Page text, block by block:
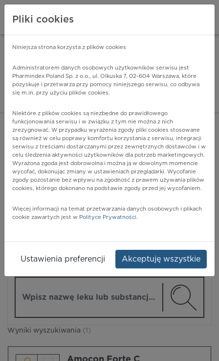
Pharmindex - lider
ZALOGUJ SIĘ
POKAŻ FILTRY
Pharmindex
Wyniki wyszukiwania (1)
Pliki cookies
Niniejsza strona korzysta z plików cookies
Administratorem danych osobowych użytkowników serwisu jest
Pharmindex Poland Sp. z o.o., ul. Olkuska 7, 02-604 Warszawa, które
pozyskuje i przetwarza przy pomocy niniejszego serwisu, co odbywa
się m.in. przy użyciu plików cookies.
Niektóre z plików cookies są niezbędne do prawidłowego
funkcjonowania serwisu i w związku z tym nie można z nich
zrezygnować. W przypadku wyrażenia zgody pliki cookies stosowane
są również w celu poprawy komfortu korzystania z serwisu, integracji
serwisu z treściami dostarczanymi przez zewnętrznych dostawców i w
celu śledzenia aktywności użytkowników dla potrzeb marketingowych.
Wyrażona zgoda jest dobrowolna i można ją w dowolnym momencie
wycofać, dokonując zmiany w ustawieniach przeglądarki. Wycofanie
zgody pozostanie bez wpływu na zgodność z prawem używania plików
cookies, którego dokonano na podstawie zgody przed jej wycofaniem.
Więcej informacji na temat przetwarzania danych osobowych i plikach
cookie zawartych jest w Polityce Prywatności.
Ustawienia preferencji Akceptuję wszystkie
ZA DARMO - w Google Play INSTALUJ